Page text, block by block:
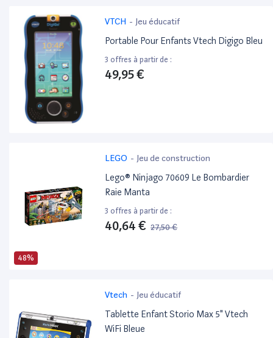
VTCH - Jeu éducatif
Portable Pour Enfants Vtech Digigo Bleu
3 offres à partir de :
49,95 €
48%
LEGO - Jeu de construction
Lego® Ninjago 70609 Le Bombardier
Raie Manta
3 offres à partir de :
40,64 € 27,50 €
Vtech - Jeu éducatif
Tablette Enfant Storio Max 5" Vtech
WiFi Bleue